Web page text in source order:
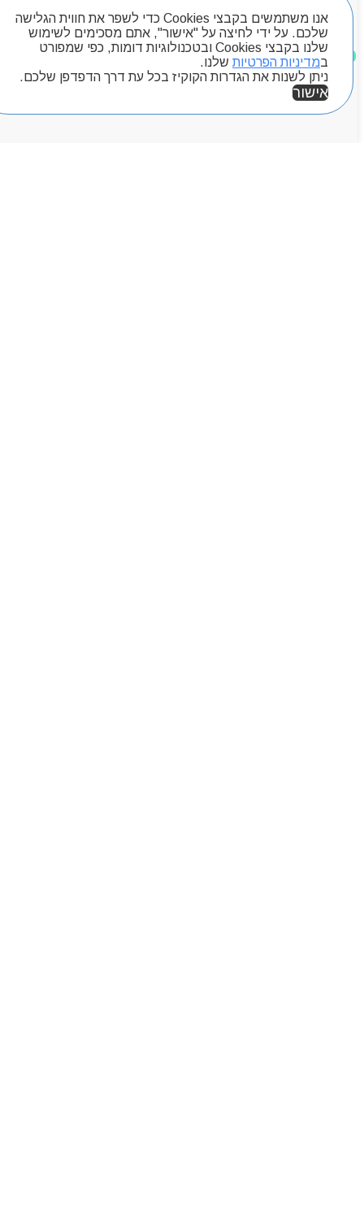
אנו משתמשים בקבצי Cookies כדי לשפר את חווית הגלישה
שלכם. על ידי לחיצה על "אישור", אתם מסכימים לשימוש
שלנו בקבצי Cookies ובטכנולוגיות דומות, כפי שמפורט
במדיניות הפרטיות שלנו.
ניתן לשנות את הגדרות הקוקיז בכל עת דרך הדפדפן שלכם.
אישור
מוצרים שאהבתי